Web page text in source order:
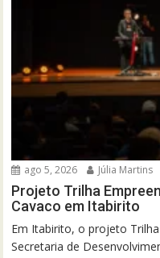
ago 5, 2026 Júlia Martins
Projeto Trilha
Cavaco em Itabirito
Em Itabirito, o projeto
Secretaria de